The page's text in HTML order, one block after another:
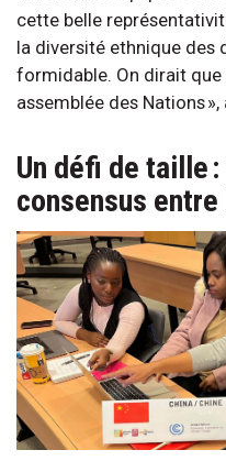
cette belle
la diversité ethnique
formidable. On dirait que
assemblée des Nations
Un défi de taille
consensus